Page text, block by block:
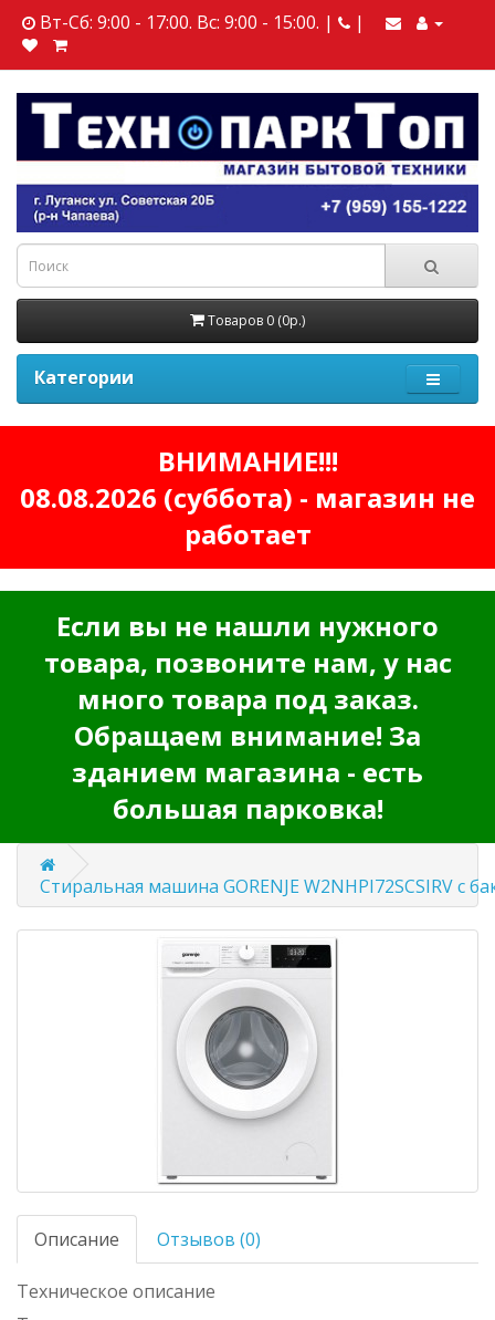
Вт-Сб: 9:00 - 17:00. Вс: 9:00 - 15:00. | |
Товаров 0 (0р.)
Категории
ВНИМАНИЕ!!!
08.08.2026 (суббота) - магазин не
работает
Если вы не нашли нужного
товара, позвоните нам, у нас
много товара под заказ.
Обращаем внимание! За
зданием магазина - есть
большая парковка!
Стиральная машина GORENJE W2NHPI72SCSIRV с
Описание Отзывов (0)
Техническое описание